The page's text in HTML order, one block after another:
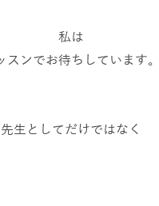
私は
スンでお待ちしています。
先生としてだけではなく